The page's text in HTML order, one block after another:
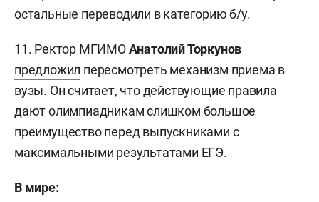
остальные переводили в категорию б/у.
11. Ректор МГИМОАнатолий Торкунов
предложил пересмотреть механизм приема в
вузы. Он считает, что действующие правила
дают олимпиадникам слишком большое
преимущество перед выпускниками с
максимальными результатами ЕГЭ.
В мире: